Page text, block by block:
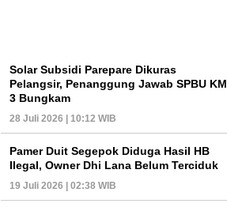
Solar Subsidi Parepare Dikuras
Pelangsir, Penanggung Jawab SPBU KM
3 Bungkam
28 Juli 2026 | 10:12 WIB
Pamer Duit Segepok Diduga Hasil HB
Ilegal, Owner Dhi Lana Belum Terciduk
19 Juli 2026 | 02:38 WIB